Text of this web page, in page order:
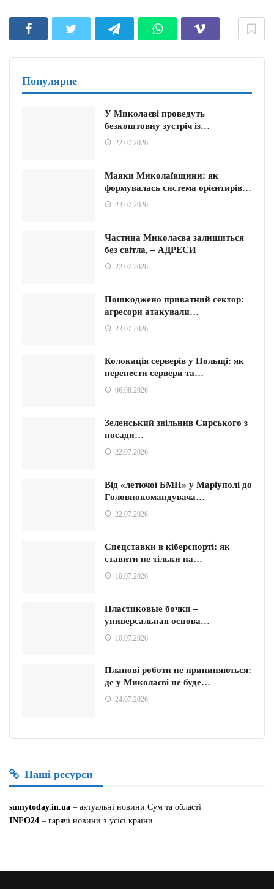
Популярне
У Миколаєві проведуть
безкоштовну зустріч із…
22.07.2026
Маяки Миколаївщини: як
формувалась система орієнтирів…
23.07.2026
Частина Миколаєва залишиться
без світла, – АДРЕСИ
22.07.2026
Пошкоджено приватний сектор:
агресори атакували…
23.07.2026
Колокація серверів у Польщі: як
перенести сервери та…
06.08.2026
Зеленський звільнив Сирського з
посади…
22.07.2026
Від «летючої БМП» у Маріуполі до
Головнокомандувача…
22.07.2026
Спецставки в кіберспорті: як
ставити не тільки на…
10.07.2026
Пластиковые бочки –
универсальная основа…
10.07.2026
Планові роботи не припиняються:
де у Миколаєві не буде…
24.07.2026
Наші ресурси
sumytoday.in.ua – актуальні новини Сум та області
INFO24 – гарячі новини з усієї країни